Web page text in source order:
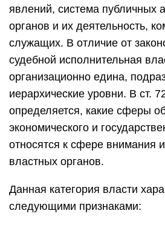
явлений, система публичных
органов и их деятельность,
служащих. В отличие от
судебной исполнительная
организационно едина,
иерархические уровни. В ст.
определяется, какие сферы
экономического и
относятся к сфере внимания
властных органов.
Данная категория власти
следующими признаками: